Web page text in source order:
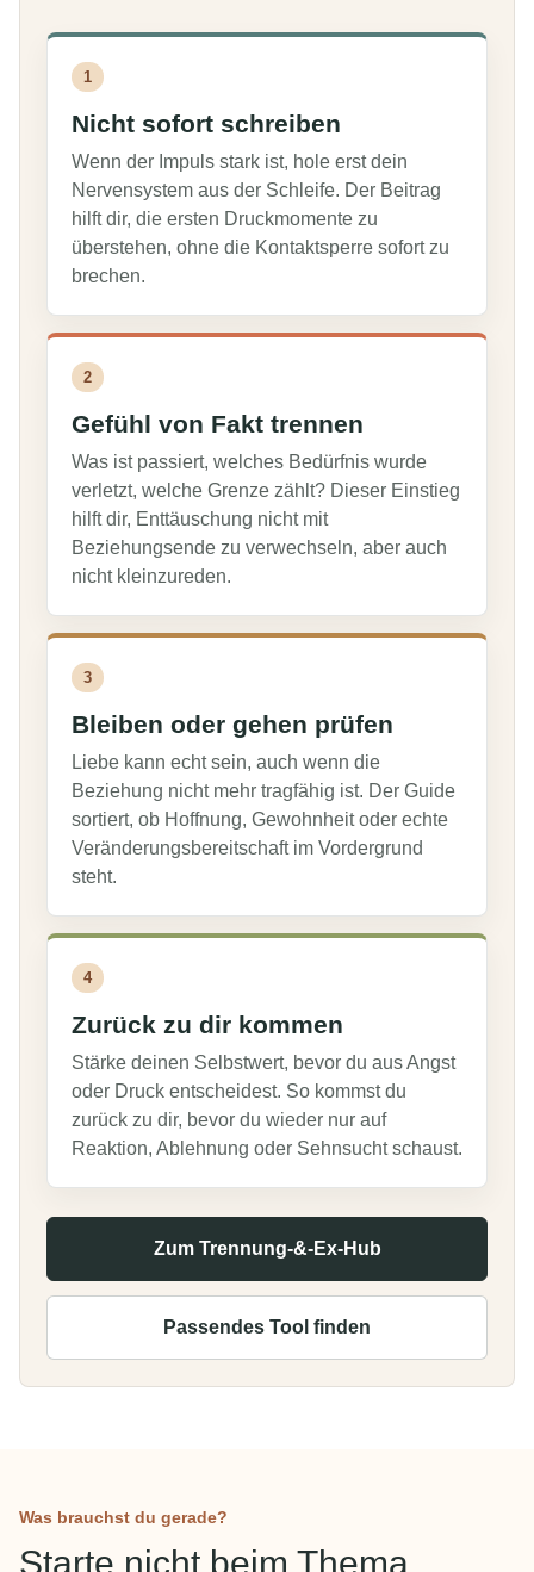
1
Nicht sofort schreiben
Wenn der Impuls stark ist, hole erst dein
Nervensystem aus der Schleife. Der Beitrag
hilft dir, die ersten Druckmomente zu
überstehen, ohne die Kontaktsperre sofort zu
brechen.
2
Gefühl von Fakt trennen
Was ist passiert, welches Bedürfnis wurde
verletzt, welche Grenze zählt? Dieser Einstieg
hilft dir, Enttäuschung nicht mit
Beziehungsende zu verwechseln, aber auch
nicht kleinzureden.
3
Bleiben oder gehen prüfen
Liebe kann echt sein, auch wenn die
Beziehung nicht mehr tragfähig ist. Der Guide
sortiert, ob Hoffnung, Gewohnheit oder echte
Veränderungsbereitschaft im Vordergrund
steht.
4
Zurück zu dir kommen
Stärke deinen Selbstwert, bevor du aus Angst
oder Druck entscheidest. So kommst du
zurück zu dir, bevor du wieder nur auf
Reaktion, Ablehnung oder Sehnsucht schaust.
Zum Trennung-&-Ex-Hub
Passendes Tool finden
Was brauchst du gerade?
Starte nicht beim Thema,